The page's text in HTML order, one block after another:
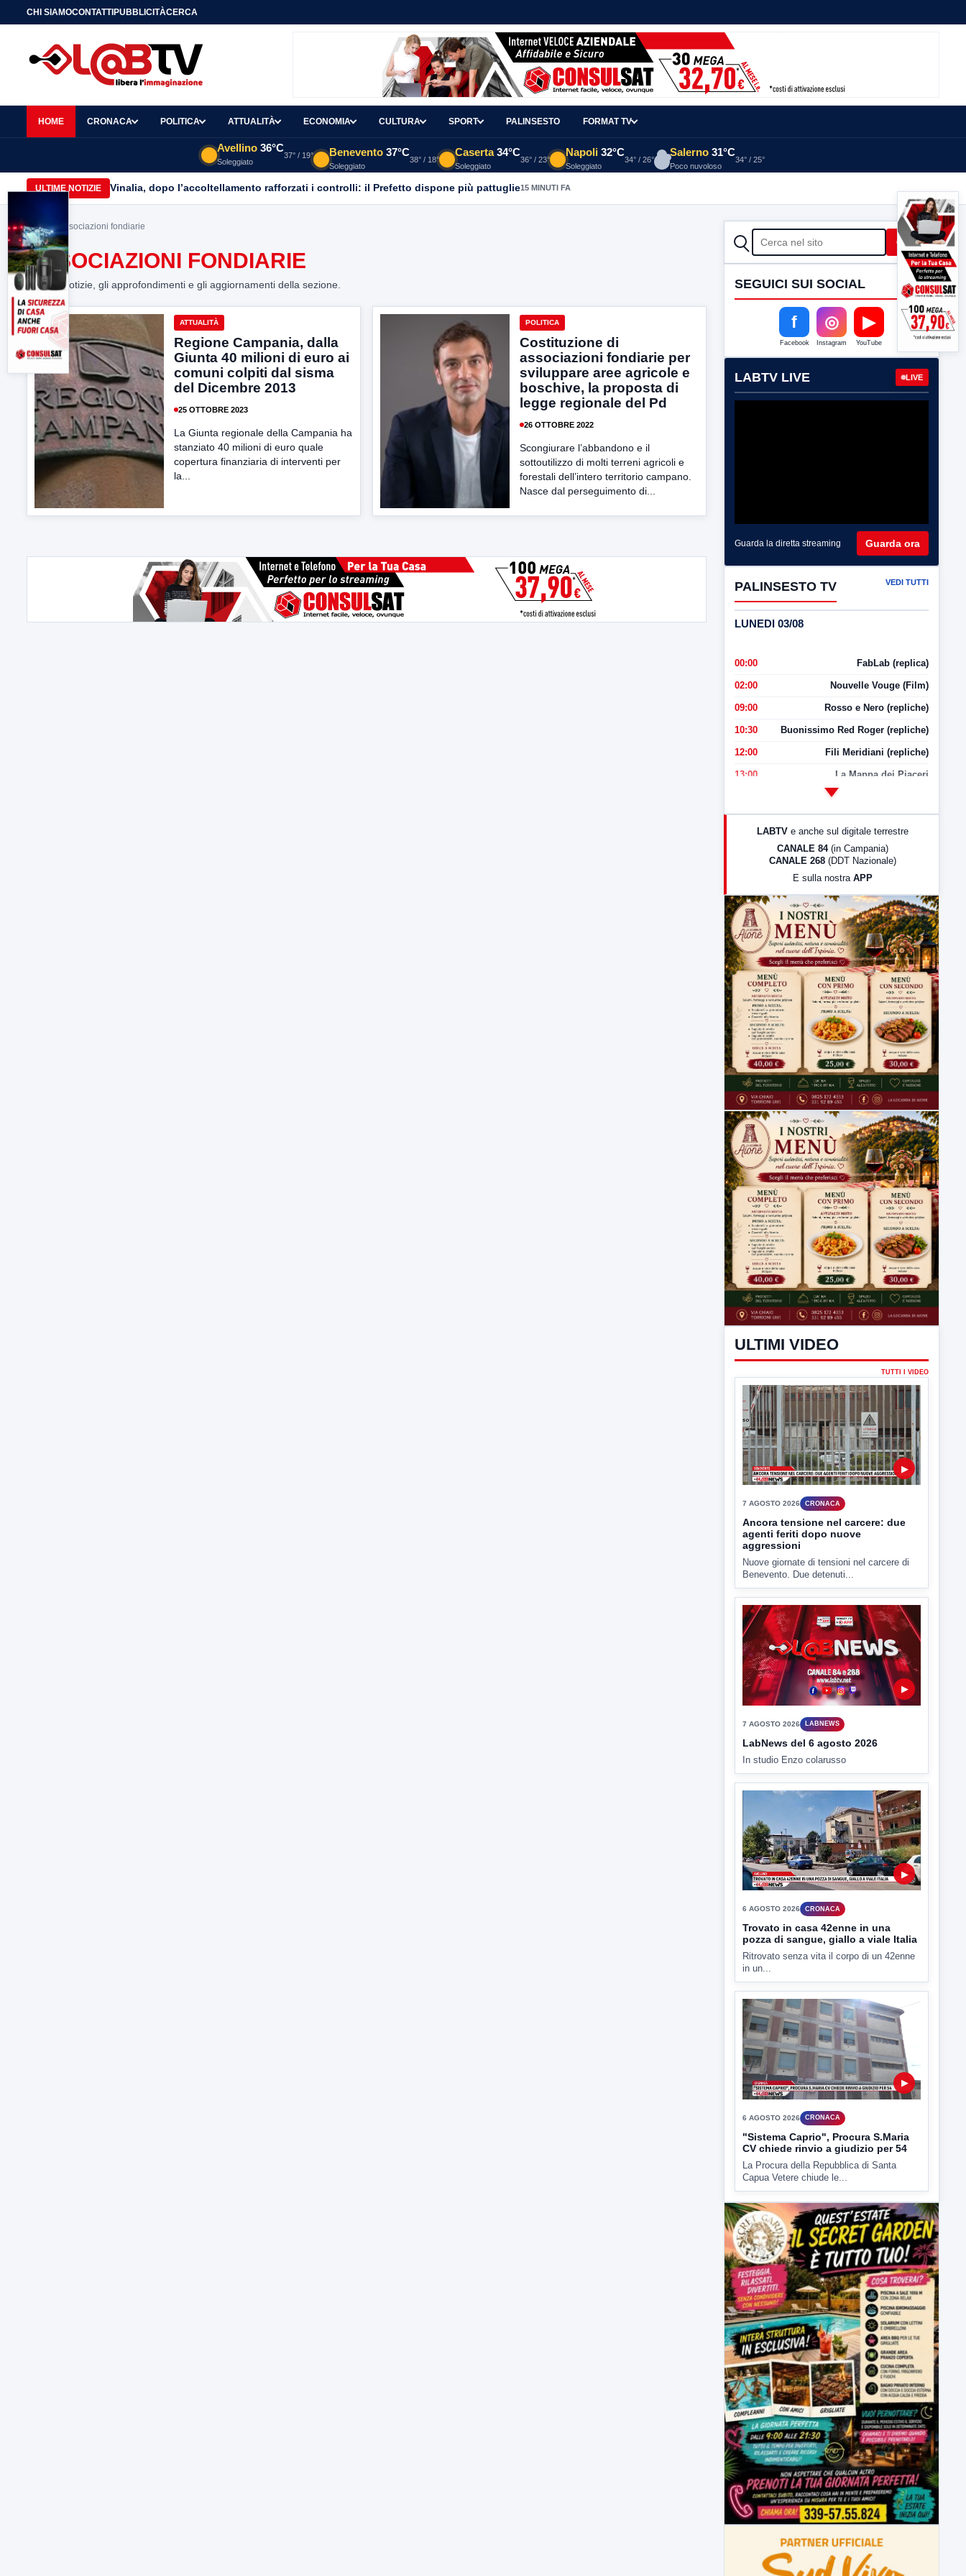
CHI SIAMOCONTATTIPUBBLICITÀCERCA
HOME CRONACA POLITICA ATTUALITÀ ECONOMIA CULTURA SPORT PALINSESTO FORMAT TV
Avellino 36°C
Soleggiato
37° / 19° Benevento 37°C
Soleggiato
38° / 18°
Caserta 34°C
Soleggiato
36° / 23°
Napoli 32°C
Soleggiato
34° / 26°
Salerno 31°C
Poco nuvoloso
34° / 25°
ULTIME NOTIZIE Vinalia, dopo l’accoltellamento rafforzati i controlli: il Prefetto dispone più pattuglie15 MINUTI FA
Home> associazioni fondiarie
ASSOCIAZIONI FONDIARIE
Tutte le notizie, gli approfondimenti e gli aggiornamenti della sezione.
ATTUALITÀ
Regione Campania, dalla
Giunta 40 milioni di euro ai
comuni colpiti dal sisma
del Dicembre 2013
25 OTTOBRE 2023
La Giunta regionale della Campania ha
stanziato 40 milioni di euro quale
copertura finanziaria di interventi per
la...
POLITICA
Costituzione di
associazioni fondiarie per
sviluppare aree agricole e
boschive, la proposta di
legge regionale del Pd
26 OTTOBRE 2022
Scongiurare l’abbandono e il
sottoutilizzo di molti terreni agricoli e
forestali dell’intero territorio campano.
Nasce dal perseguimento di...
CERCA Cerca
SEGUICI SUI SOCIAL
f
Facebook
◎
Instagram
▶
YouTube
LABTV LIVE LIVE
Guarda la diretta streaming Guarda ora
PALINSESTO TV VEDI TUTTI
LUNEDI 03/08
00:00 FabLab (replica)
02:00 Nouvelle Vouge (Film)
09:00 Rosso e Nero (repliche)
10:30 Buonissimo Red Roger (repliche)
12:00 Fili Meridiani (repliche)
13:00 La Mappa dei Piaceri
LabNews (Diretta)
23:00 LabNews (replica)
LABTV e anche sul digitale terrestre
CANALE 84 (in Campania)
CANALE 268 (DDT Nazionale)
E sulla nostra APP
ULTIMI VIDEO
TUTTI I VIDEO
7 AGOSTO 2026 CRONACA
Ancora tensione nel carcere: due
agenti feriti dopo nuove
aggressioni
Nuove giornate di tensioni nel carcere di
Benevento. Due detenuti...
▶
7 AGOSTO 2026 LABNEWS
LabNews del 6 agosto 2026
In studio Enzo colarusso
Trovato in casa 42enne in una
pozza di sangue, giallo a viale Italia
Ritrovato senza vita il corpo di un 42enne
in un...
▶
6 AGOSTO 2026 CRONACA
"Sistema Caprio", Procura S.Maria
CV chiede rinvio a giudizio per 54
La Procura della Repubblica di Santa
Capua Vetere chiude le...